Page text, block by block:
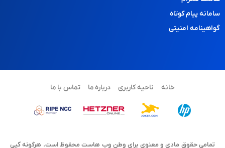
سامانه پیام کوتاه
گواهینامه امنیتی
خانه ناحیه کاربری درباره ما تماس با ما
تمامی حقوق مادی و معنوی برای وطن وب هاست محفوظ است. هرگونه کپی